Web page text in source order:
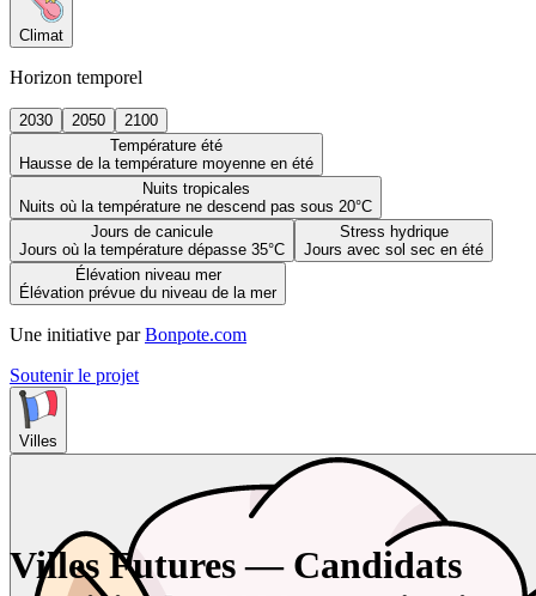
Climat
Horizon temporel
2030 2050
2100
Température été
Hausse de la température moyenne en été
Nuits tropicales
Nuits où la température ne descend pas sous 20°C
Jours de canicule
Jours où la température dépasse 35°C
Stress hydrique
Jours avec sol sec en été
Élévation niveau mer
Élévation prévue du niveau de la mer
Une initiative par Bonpote.com
Soutenir le projet
Villes
Villes Futures — Candidats